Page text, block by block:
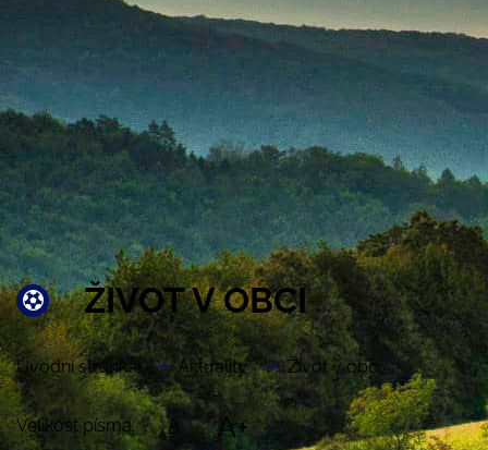
ŽIVOT V OBCI
Úvodní stránka Aktuality Život v obci
Velikost písma: A A+